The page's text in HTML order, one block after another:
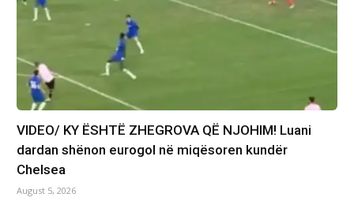
VIDEO/ KY ËSHTË ZHEGROVA QË NJOHIM! Luani
dardan shënon eurogol në miqësoren kundër
Chelsea
August 5, 2026